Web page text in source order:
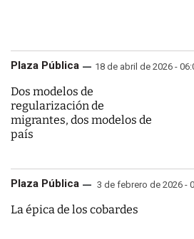
Plaza Pública 18 de abril de 2026 -
Dos modelos de
regularización de
migrantes, dos modelos de
país
Plaza Pública 3 de febrero de 2026 -
La épica de los cobardes